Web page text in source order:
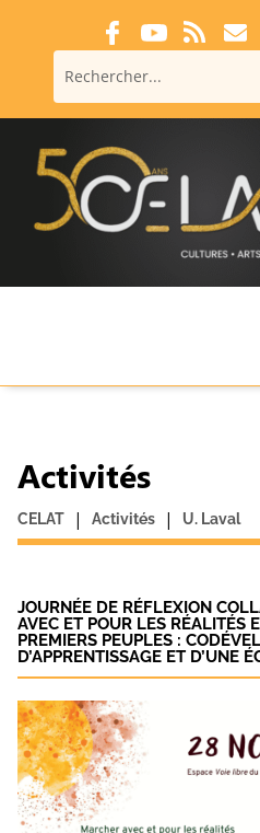
Activités
CELAT | Activités | U. Laval
JOURNÉE DE RÉFLEXION
AVEC ET POUR LES RÉALITÉS
PREMIERS PEUPLES :
D’APPRENTISSAGE ET D’UNE